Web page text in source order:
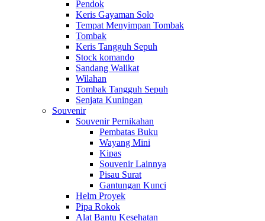
Pendok
Keris Gayaman Solo
Tempat Menyimpan Tombak
Tombak
Keris Tangguh Sepuh
Stock komando
Sandang Walikat
Wilahan
Tombak Tangguh Sepuh
Senjata Kuningan
Souvenir
Souvenir Pernikahan
Pembatas Buku
Wayang Mini
Kipas
Souvenir Lainnya
Pisau Surat
Gantungan Kunci
Helm Proyek
Pipa Rokok
Alat Bantu Kesehatan